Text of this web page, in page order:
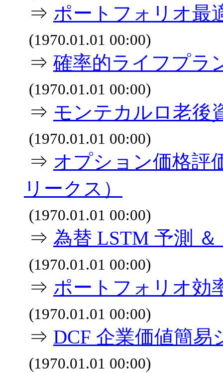
⇒ ポートフォリオ最
(1970.01.01 00:00)
⇒ 確率的ライフプラ
(1970.01.01 00:00)
⇒ モンテカルロ老後
(1970.01.01 00:00)
⇒ オプション価格評
リークス）
(1970.01.01 00:00)
⇒ 為替 LSTM 予測
(1970.01.01 00:00)
⇒ ポートフォリオ効
(1970.01.01 00:00)
⇒ DCF 企業価値簡易
(1970.01.01 00:00)